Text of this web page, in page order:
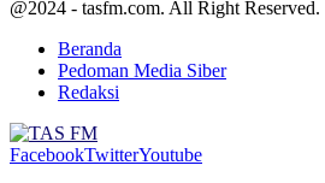
@2024 - tasfm.com. All Right Reserved.
Beranda
Pedoman Media Siber
Redaksi
FacebookTwitterYoutube